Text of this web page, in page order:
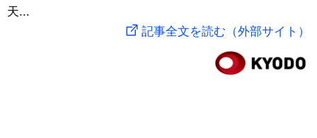
天...
記事全文を読む（外部サイト）